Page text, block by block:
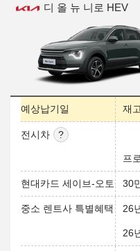
디 올 뉴 니로 HEV
예상납기일 재
전시차
프
현대카드 세이브-오토 30
중소 렌트사 특별혜택 26
26